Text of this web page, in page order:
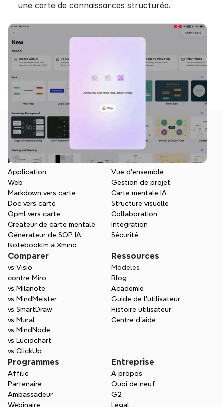
une carte de connaissances structurée.
Produits
Application
Web
Markdown vers carte
Doc vers carte
Opml vers carte
Créateur de carte mentale
Générateur de SOP IA
Notebooklm à Xmind
Fonctions
Vue d'ensemble
Gestion de projet
Carte mentale IA
Structure visuelle
Collaboration
Intégration
Sécurité
Comparer
vs Visio
contre Miro
vs Milanote
vs MindMeister
vs SmartDraw
vs Mural
vs MindNode
vs Lucidchart
vs ClickUp
Ressources
Modèles
Blog
Académie
Guide de l’utilisateur
Histoire utilisateur
Centre d'aide
Programmes
Affilié
Partenaire
Ambassadeur
Webinaire
Entreprise
À propos
Quoi de neuf
G2
Légal